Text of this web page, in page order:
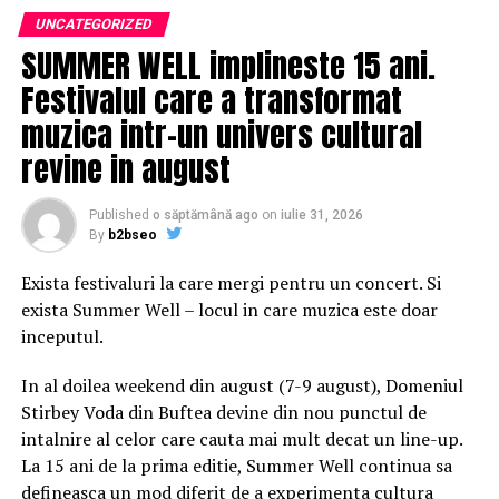
Cei trei au fost audiaÈi la sediul PoliÈiei. âDin primele
cercetÄri, a reieÈit faptul cÄ doi bÄrbaÈi, de 25 de ani,
Èi, respectiv, 49 de ani, ar fi constrÃ¢ns-o pe tÃ¢nÄra
respectivÄ sÄ urce Ã®n maÈinÄ, dupÄ care au
transportat-o pe aceasta Ã®n municipiul Caracalâ, se
aratÄ Ã®n comunicatul IPJ Olt.
Ãn urma audierilor, cei doi bÄrbaÈi au fost reÈinuÈi
pentru 24 de ore, iar marÈi vor fi prezentaÈi Parchetului
de pe lÃ¢ngÄ JudecÄtoria Corabia, cu propunere de
arestare preventivÄ, fiind cercetaÈi pentru lipsire de
libertate Èi lovirea sau alte violenÈe.
Raspandacul.ro
RELATED TOPICS:
UNCATEGORIZED
SUMMER WELL implineste 15 ani.
Festivalul care a transformat
muzica intr-un univers cultural
revine in august
Published o săptămână ago on iulie 31, 2026
By b2bseo
Exista festivaluri la care mergi pentru un concert. Si
exista Summer Well – locul in care muzica este doar
inceputul.
In al doilea weekend din august (7-9 august), Domeniul
Stirbey Voda din Buftea devine din nou punctul de
intalnire al celor care cauta mai mult decat un line-up.
La 15 ani de la prima editie, Summer Well continua sa
defineasca un mod diferit de a experimenta cultura